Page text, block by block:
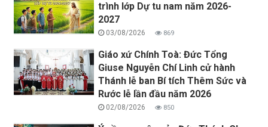
trình lớp Dự tu nam năm 2026-
2027
03/08/2026 869
Giáo xứ Chính Toà: Đức Tổng
Giuse Nguyễn Chí Linh cử hành
Thánh lễ ban Bí tích Thêm Sức và
Rước lễ lần đầu năm 2026
02/08/2026 850